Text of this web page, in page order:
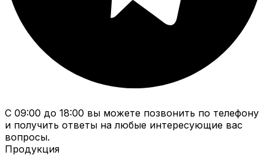
С 09:00 до 18:00 вы можете позвонить по телефону
и получить ответы на любые интересующие вас
вопросы.
Продукция